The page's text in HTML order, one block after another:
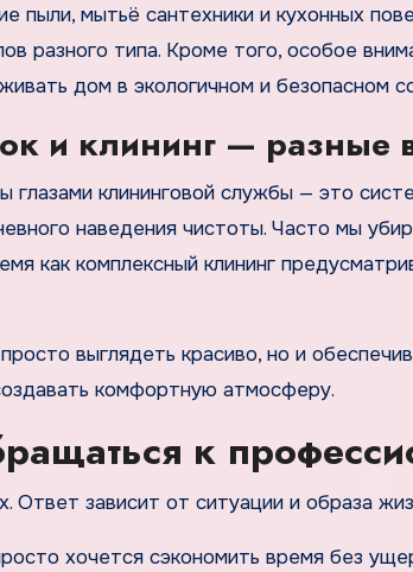
пыли, мытьё сантехники и кухонных
разного типа. Кроме того, особое
дом в экологичном и безопасном
и клининг — разные
глазами клининговой службы — это
наведения чистоты. Часто мы
как комплексный клининг
выглядеть красиво, но и
комфортную атмосферу.
к
Ответ зависит от ситуации и образа
хочется сэкономить время без